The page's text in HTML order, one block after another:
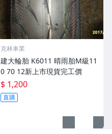
克林車業
建大輪胎 K6011 晴雨胎M級11
0 70 12新上市現貨完工價
$ 1,200
直購